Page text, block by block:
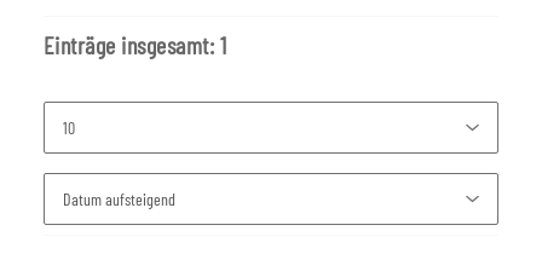
Einträge insgesamt: 1